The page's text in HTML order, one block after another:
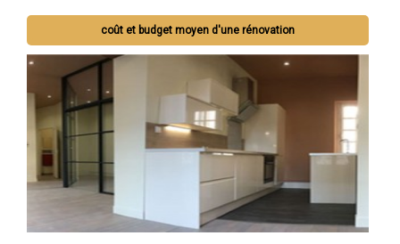
coût et budget moyen d'une rénovation